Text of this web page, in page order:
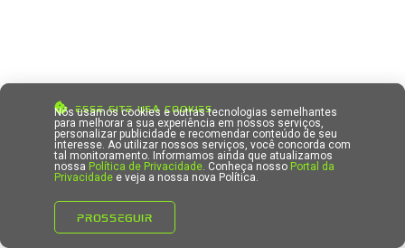
Esse site usa Cookies
Nós usamos cookies e outras tecnologias semelhantes
para melhorar a sua experiência em nossos serviços,
personalizar publicidade e recomendar conteúdo de seu
interesse. Ao utilizar nossos serviços, você concorda com
tal monitoramento. Informamos ainda que atualizamos
nossa Política de Privacidade. Conheça nosso Portal da
Privacidade e veja a nossa nova Política.
PROSSEGUIR